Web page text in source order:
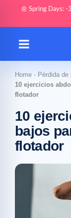
🌼 Spring Days: -
Home - Pérdida de
10 ejercicios
flotador
10
bajos
flotador